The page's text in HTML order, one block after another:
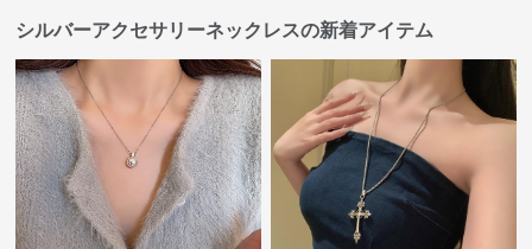
シルバーアクセサリーネックレスの新着アイテム